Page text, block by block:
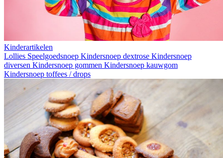
Kinderartikelen
Lollies Speelgoedsnoep Kindersnoep dextrose Kindersnoep
diversen Kindersnoep gommen Kindersnoep kauwgom
Kindersnoep toffees / drops